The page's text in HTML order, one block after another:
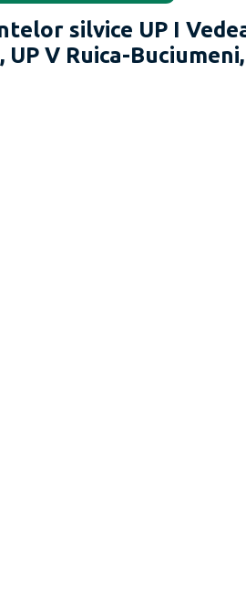
silvice UP I
V Ruica-